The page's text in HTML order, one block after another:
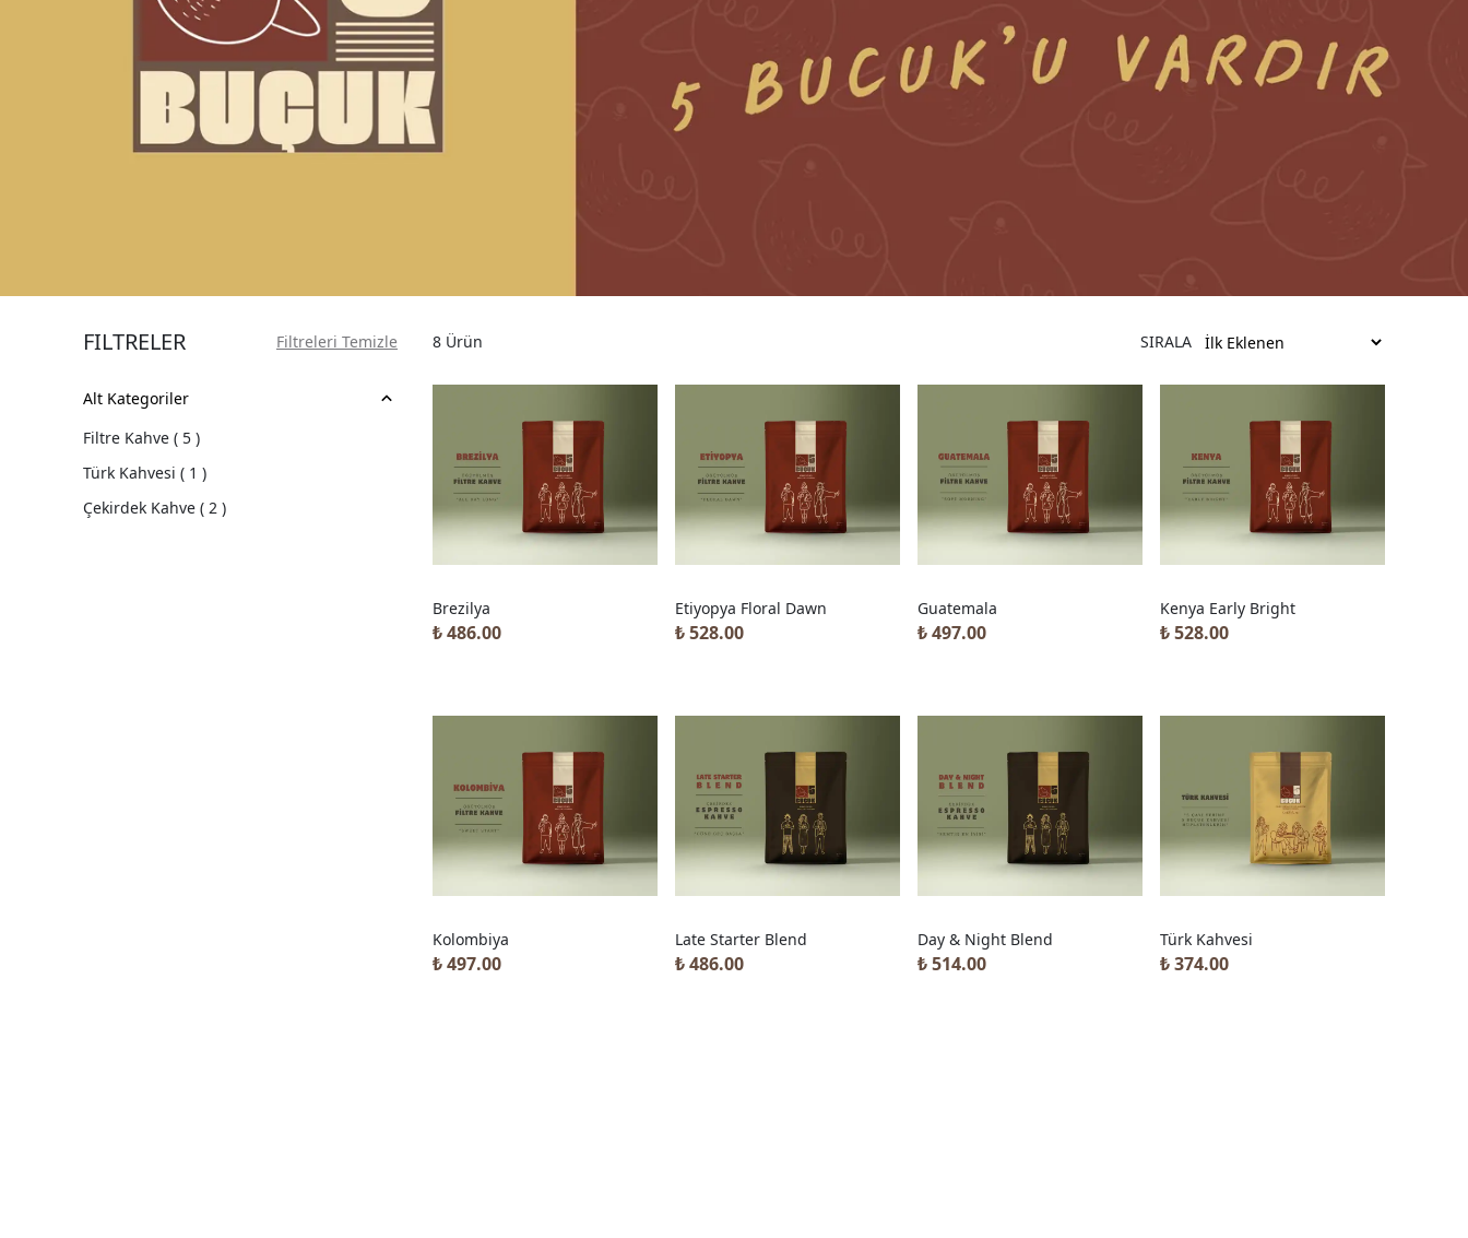
FİLTRELER Filtreleri Temizle
Alt Kategoriler
Filtre Kahve ( 5 )
Türk Kahvesi ( 1 )
Çekirdek Kahve ( 2 )
8 Ürün SIRALA
Brezilya
₺ 486.00
Etiyopya Floral Dawn
₺ 528.00
Guatemala
₺ 497.00
Kenya Early Bright
₺ 528.00
Kolombiya
₺ 497.00
Late Starter Blend
₺ 486.00
Day & Night Blend
₺ 514.00
Türk Kahvesi
₺ 374.00